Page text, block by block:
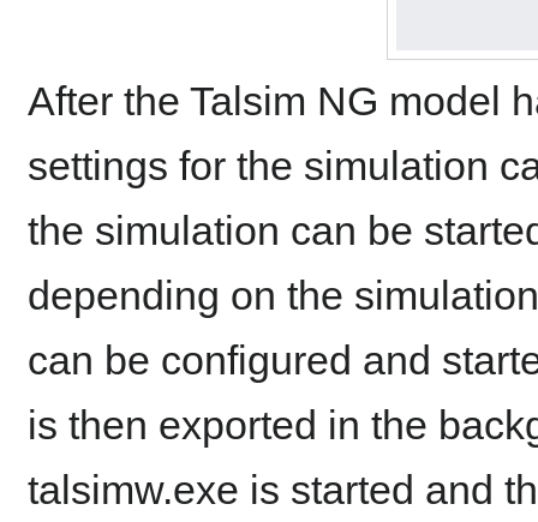
After the Talsim NG model
settings for the simulation
the simulation can be
depending on the
can be configured and
is then exported in the
talsimw.exe is started and